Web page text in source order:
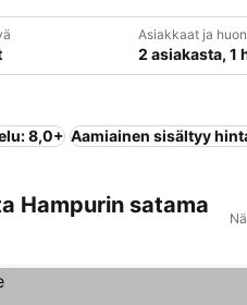
Asiakkaat ja
2 asiakasta, 1
8,0+ Aamiainen sisältyy
Hampurin satama